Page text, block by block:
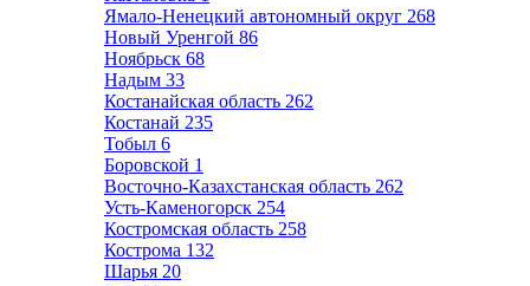
Ямало-Ненецкий автономный округ 268
Новый Уренгой 86
Ноябрьск 68
Надым 33
Костанайская область 262
Костанай 235
Тобыл 6
Боровской 1
Восточно-Казахстанская область 262
Усть-Каменогорск 254
Костромская область 258
Кострома 132
Шарья 20